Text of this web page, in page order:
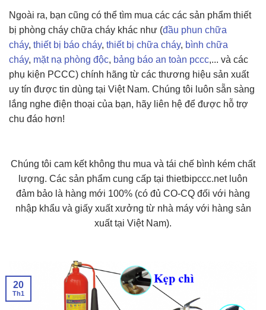
Ngoài ra, bạn cũng có thể tìm mua các các sản phẩm thiết
bị phòng cháy chữa cháy khác như (đầu phun chữa
cháy, thiết bị báo cháy, thiết bị chữa cháy, bình chữa
cháy, mặt nạ phòng độc, bảng báo an toàn pccc,... và các
phụ kiện PCCC) chính hãng từ các thương hiệu sản xuất
uy tín được tin dùng tại Việt Nam. Chúng tôi luôn sẵn sàng
lắng nghe điện thoại của bạn, hãy liên hệ để được hỗ trợ
chu đáo hơn!
Chúng tôi cam kết không thu mua và tái chế bình kém chất
lượng. Các sản phẩm cung cấp tại thietbipccc.net luôn
đảm bảo là hàng mới 100% (có đủ CO-CQ đối với hàng
nhập khẩu và giấy xuất xưởng từ nhà máy với hàng sản
xuất tại Việt Nam).
20
Th1